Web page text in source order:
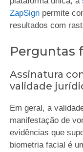
ZapSign permite
resultados com
Perguntas
Assinatura
validade
Em geral, a
manifestação de
evidências que
biometria facial é